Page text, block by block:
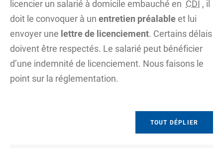
licencier un salarié à domicile embauché en CDI , il
doit le convoquer à un entretien préalableet lui
envoyer une lettre de licenciement. Certains délais
doivent être respectés. Le salarié peut bénéficier
d’une indemnité de licenciement. Nous faisons le
point sur la réglementation.
TOUT DÉPLIER